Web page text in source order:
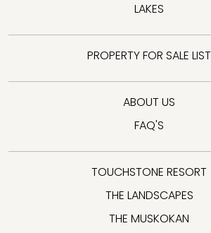
LAKES
PROPERTY FOR SALE LIST
ABOUT US
FAQ'S
TOUCHSTONE RESORT
THE LANDSCAPES
THE MUSKOKAN